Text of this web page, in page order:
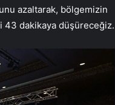
azaltarak, bölgemizin
43 dakikaya düşüreceğiz.